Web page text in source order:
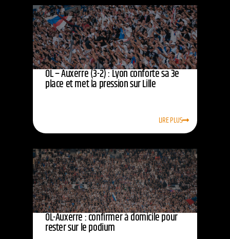
OL – Auxerre (3-2) : Lyon conforte sa 3e
place et met la pression sur Lille
LIRE PLUS
OL-Auxerre : confirmer à domicile pour
rester sur le podium